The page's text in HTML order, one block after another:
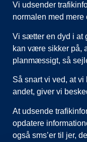
Vi udsender
normalen med mere
Vi sætter en dyd i at
kan være sikker på,
planmæssigt, så
Så snart vi ved, at
andet, giver vi
At udsende
opdatere
også sms’er til jer,